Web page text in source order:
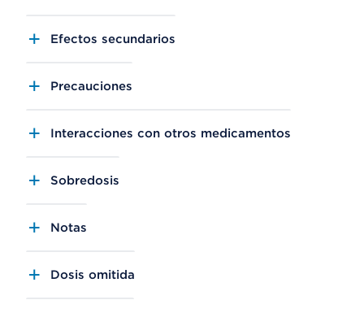
Efectos secundarios
Precauciones
Interacciones con otros medicamentos
Sobredosis
Notas
Dosis omitida